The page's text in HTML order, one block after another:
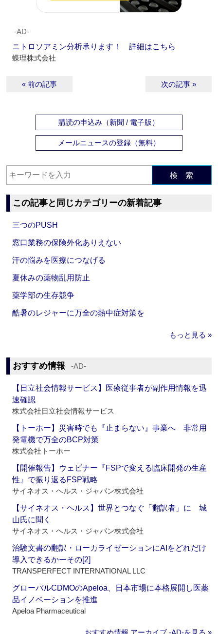
‐AD‐
ニトロソアミン分析承ります！ 詳細はこちら
蝶理株式会社
« 前の記事 次の記事 »
購読の申込み（新聞 / 電子版）
メールニュースの登録（無料）
検 索
この記事と同じカテゴリーの新着記事
三つのPUSH
窓口業務の保険外化ありえない
汗の悩みを医療につなげる
夏休みの薬物乱用防止
薬学部の生存競争
酷暑のレジャーに万全の熱中症対策を
もっと見る »
おすすめ情報 ‐AD‐
【日立社会情報サービス】医療従事者が副作用情報を迅
速確認
株式会社日立社会情報サービス
【トーホー】災害時でも『止まらない』事業へ 非常用
発電機で万全のBCP対策
株式会社トーホー
【開催報告】ウェビナー『FSPで変える臨床開発の生産
性』で振り返るFSP戦略
サイネオス・ヘルス・ジャパン株式会社
【サイネオス・ヘルス】世界とつなぐ「翻訳者」に 城
山氏に聞く
サイネオス・ヘルス・ジャパン株式会社
治験文書の翻訳・ローカライゼーションにAIをどれだけ
導入できるかーその[2]
TRANSPERFECT INTERNATIONAL LLC
グローバルCDMOのApeloa、日本市場に本格展開し医薬
品イノベーションを推進
Apeloa Pharmaceutical